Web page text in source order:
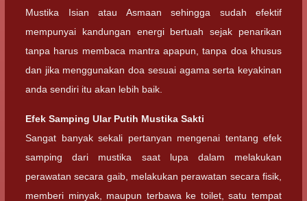
Mustika Isian atau Asmaan sehingga sudah efektif
mempunyai kandungan energi bertuah sejak penarikan
tanpa harus membaca mantra apapun, tanpa doa khusus
dan jika menggunakan doa sesuai agama serta keyakinan
anda sendiri itu akan lebih baik.
Efek Samping Ular Putih Mustika Sakti
Sangat banyak sekali pertanyan mengenai tentang efek
samping dari mustika saat lupa dalam melakukan
perawatan secara gaib, melakukan perawatan secara fisik,
memberi minyak, maupun terbawa ke toilet, satu tempat